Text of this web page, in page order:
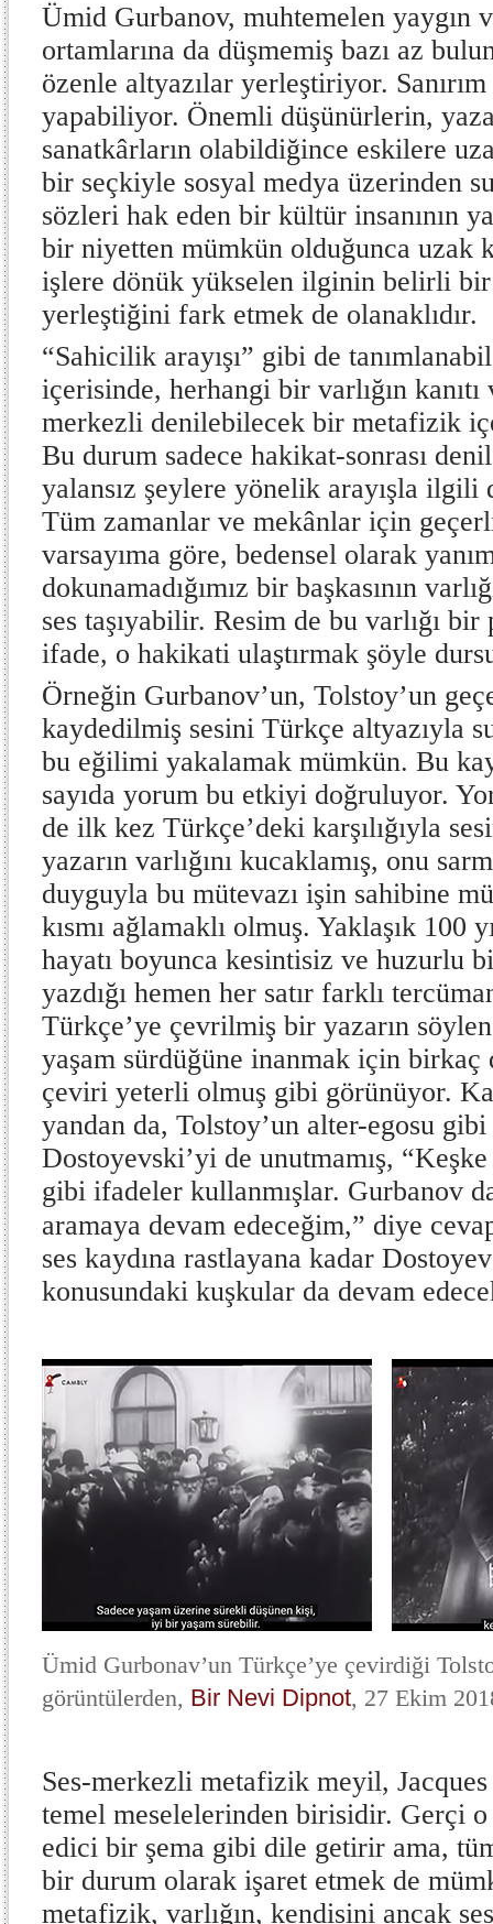
Ümid Gurbanov, muhtemelen yaygın
ortamlarına da düşmemiş bazı az
özenle altyazılar yerleştiriyor.
yapabiliyor. Önemli düşünürlerin,
sanatkârların olabildiğince eskilere
bir seçkiyle sosyal medya üzerinden
sözleri hak eden bir kültür insanının
bir niyetten mümkün olduğunca uzak
işlere dönük yükselen ilginin belirli bir
yerleştiğini fark etmek de olanaklıdır.
“Sahicilik arayışı” gibi de
içerisinde, herhangi bir varlığın
merkezli denilebilecek bir metafizik
Bu durum sadece hakikat-sonrası
yalansız şeylere yönelik arayışla
Tüm zamanlar ve mekânlar için
varsayıma göre, bedensel olarak
dokunamadığımız bir başkasının
ses taşıyabilir. Resim de bu varlığı bir
ifade, o hakikati ulaştırmak şöyle
Örneğin Gurbanov’un, Tolstoy’un
kaydedilmiş sesini Türkçe altyazıyla
bu eğilimi yakalamak mümkün. Bu
sayıda yorum bu etkiyi doğruluyor.
de ilk kez Türkçe’deki karşılığıyla
yazarın varlığını kucaklamış, onu
duyguyla bu mütevazı işin sahibine
kısmı ağlamaklı olmuş. Yaklaşık 100
hayatı boyunca kesintisiz ve huzurlu
yazdığı hemen her satır farklı
Türkçe’ye çevrilmiş bir yazarın
yaşam sürdüğüne inanmak için
çeviri yeterli olmuş gibi görünüyor.
yandan da, Tolstoy’un alter-egosu
Dostoyevski’yi de unutmamış,
gibi ifadeler kullanmışlar. Gurbanov
aramaya devam edeceğim,” diye
ses kaydına rastlayana kadar
konusundaki kuşkular da devam
Ümid Gurbonav’un Türkçe’ye çevirdiği
görüntülerden, Bir Nevi Dipnot, 27 Ekim
Ses-merkezli metafizik meyil, Jacques
temel meselelerinden birisidir. Gerçi
edici bir şema gibi dile getirir ama,
bir durum olarak işaret etmek de
metafizik, varlığın, kendisini ancak